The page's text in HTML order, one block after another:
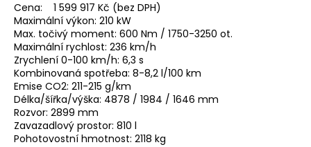
Cena: 1 599 917 Kč (bez DPH)
Maximální výkon: 210 kW
Max. točivý moment: 600 Nm / 1750-3250 ot.
Maximální rychlost: 236 km/h
Zrychlení 0-100 km/h: 6,3 s
Kombinovaná spotřeba: 8-8,2 l/100 km
Emise CO2: 211-215 g/km
Délka/šířka/výška: 4878 / 1984 / 1646 mm
Rozvor: 2899 mm
Zavazadlový prostor: 810 l
Pohotovostní hmotnost: 2118 kg